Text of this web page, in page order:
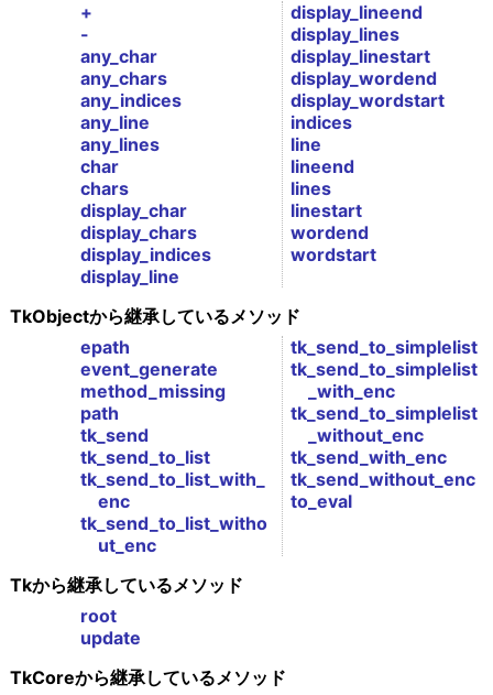
+
-
any_char
any_chars
any_indices
any_line
any_lines
char
chars
display_char
display_chars
display_indices
display_line
display_lineend
display_lines
display_linestart
display_wordend
display_wordstart
indices
line
lineend
lines
linestart
wordend
wordstart
TkObjectから継承しているメソッド
epath
event_generate
method_missing
path
tk_send
tk_send_to_list
tk_send_to_list_with_
enc
tk_send_to_list_witho
ut_enc
tk_send_to_simplelist
tk_send_to_simplelist
_with_enc
tk_send_to_simplelist
_without_enc
tk_send_with_enc
tk_send_without_enc
to_eval
Tkから継承しているメソッド
root
update
TkCoreから継承しているメソッド